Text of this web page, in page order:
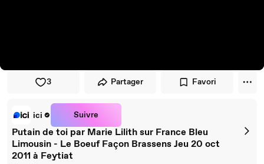
3 Partager Favori
ici Suivre
Putain de toi par Marie Lilith sur France Bleu
Limousin - Le Boeuf Façon Brassens Jeu 20 oct
2011 à Feytiat